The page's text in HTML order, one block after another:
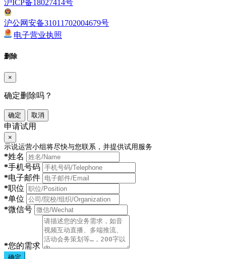
沪ICP备18027414号
沪公网安备31011702004679号
电子营业执照
删除
×
确定删除吗？
确定 取消
申请试用
×
示说运营小组将尽快与您联系，并提供试用服务
*姓名
*手机号码
*电子邮件
*职位
*单位
*微信号
*您的需求
确定